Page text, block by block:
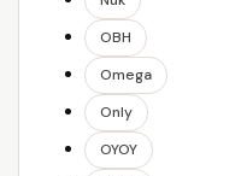
OBH
Omega
Only
OYOY